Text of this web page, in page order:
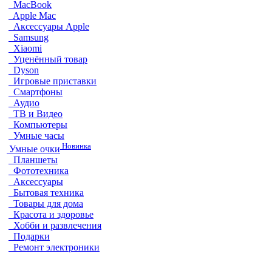
MacBook
Apple Mac
Аксессуары Apple
Samsung
Xiaomi
Уценённый товар
Dyson
Игровые приставки
Смартфоны
Аудио
ТВ и Видео
Компьютеры
Умные часы
Умные очки Новинка
Планшеты
Фототехника
Аксессуары
Бытовая техника
Товары для дома
Красота и здоровье
Хобби и развлечения
Подарки
Ремонт электроники